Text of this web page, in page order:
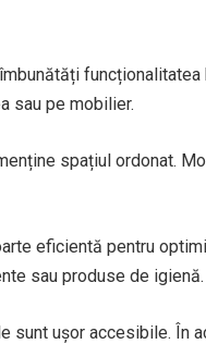
sau pe mobilier.
spațiul ordonat.
eficientă pentru
sau produse de igienă.
sunt ușor accesibile. În